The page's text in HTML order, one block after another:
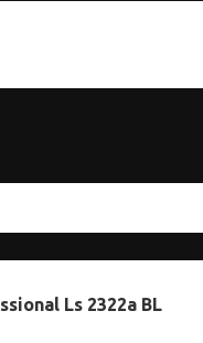
Ls 2322a BL